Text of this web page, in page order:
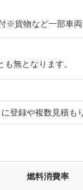
※貨物など一部車
無となります。
登録や複数見積も
燃料消費率